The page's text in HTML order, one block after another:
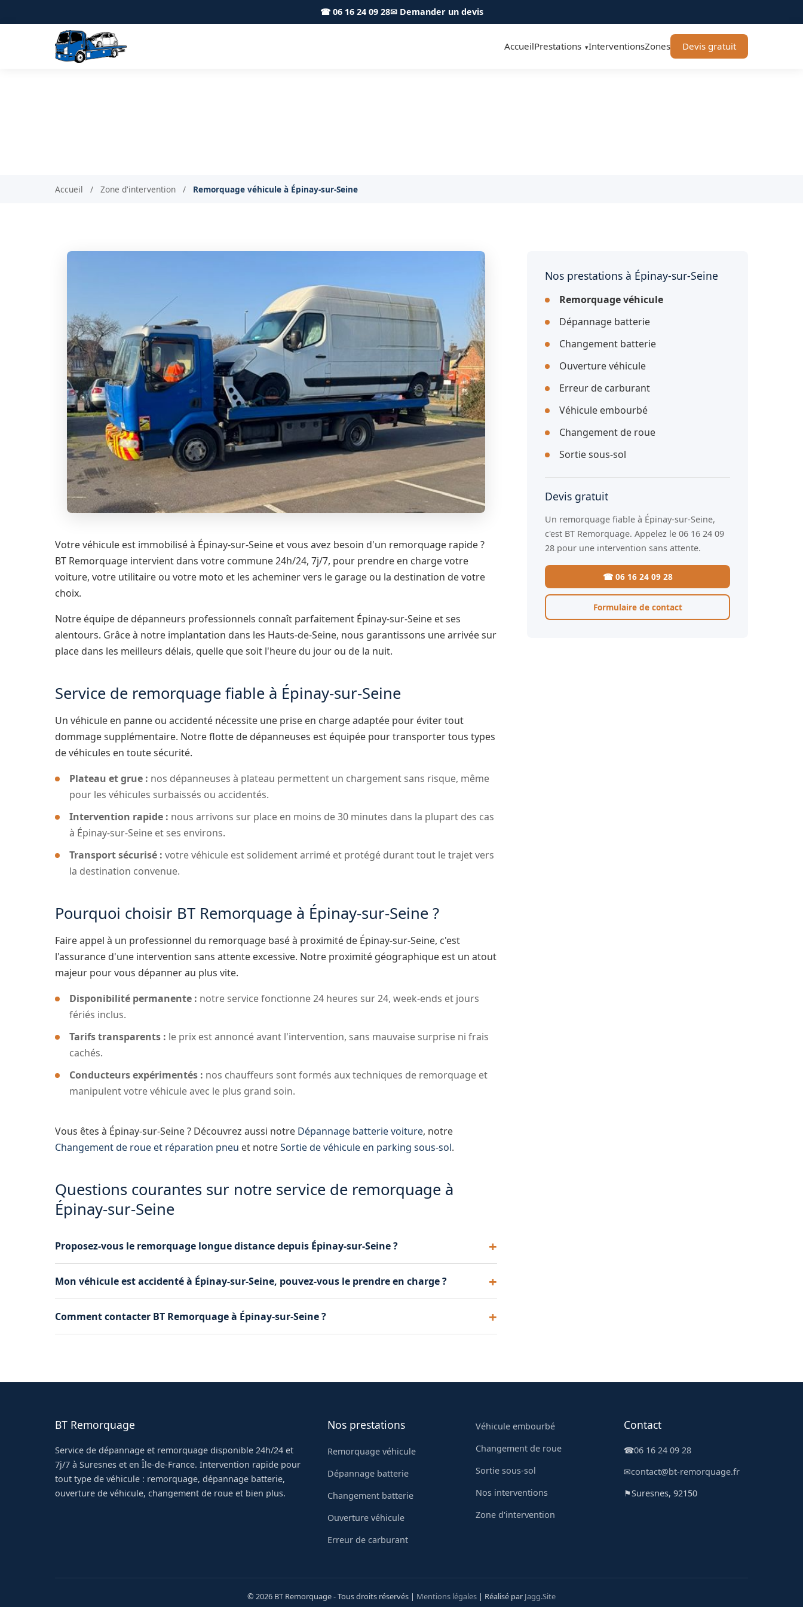
☎ 06 16 24 09 28✉ Demander un devis
AccueilPrestations ▾InterventionsZones Devis gratuit
Accueil / Zone d'intervention / Remorquage véhicule à Épinay-sur-Seine
Votre véhicule est immobilisé à Épinay-sur-Seine et vous avez besoin d'un remorquage rapide ?
BT Remorquage intervient dans votre commune 24h/24, 7j/7, pour prendre en charge votre
voiture, votre utilitaire ou votre moto et les acheminer vers le garage ou la destination de votre
choix.
Notre équipe de dépanneurs professionnels connaît parfaitement Épinay-sur-Seine et ses
alentours. Grâce à notre implantation dans les Hauts-de-Seine, nous garantissons une arrivée sur
place dans les meilleurs délais, quelle que soit l'heure du jour ou de la nuit.
Service de remorquage fiable à Épinay-sur-Seine
Un véhicule en panne ou accidenté nécessite une prise en charge adaptée pour éviter tout
dommage supplémentaire. Notre flotte de dépanneuses est équipée pour transporter tous types
de véhicules en toute sécurité.
Plateau et grue : nos dépanneuses à plateau permettent un chargement sans risque, même
pour les véhicules surbaissés ou accidentés.
Intervention rapide : nous arrivons sur place en moins de 30 minutes dans la plupart des cas
à Épinay-sur-Seine et ses environs.
Transport sécurisé : votre véhicule est solidement arrimé et protégé durant tout le trajet vers
la destination convenue.
Pourquoi choisir BT Remorquage à Épinay-sur-Seine ?
Faire appel à un professionnel du remorquage basé à proximité de Épinay-sur-Seine, c'est
l'assurance d'une intervention sans attente excessive. Notre proximité géographique est un atout
majeur pour vous dépanner au plus vite.
Disponibilité permanente : notre service fonctionne 24 heures sur 24, week-ends et jours
fériés inclus.
Tarifs transparents : le prix est annoncé avant l'intervention, sans mauvaise surprise ni frais
cachés.
Conducteurs expérimentés : nos chauffeurs sont formés aux techniques de remorquage et
manipulent votre véhicule avec le plus grand soin.
Vous êtes à Épinay-sur-Seine ? Découvrez aussi notre Dépannage batterie voiture, notre
Changement de roue et réparation pneu et notreSortie de véhicule en parking sous-sol.
Questions courantes sur notre service de remorquage à
Épinay-sur-Seine
Proposez-vous le remorquage longue distance depuis Épinay-sur-Seine ?
transporté à quelques rues ou à plusieurs centaines de kilomètres, nous nous en chargeons.
Mon véhicule est accidenté à Épinay-sur-Seine, pouvez-vous le prendre en charge ?
besoin notre grue pour les cas les plus complexes. Votre véhicule est manipulé avec le plus grand
soin.
Comment contacter BT Remorquage à Épinay-sur-Seine ?
Nos prestations à Épinay-sur-Seine
Remorquage véhicule
Dépannage batterie
Changement batterie
Ouverture véhicule
Erreur de carburant
Véhicule embourbé
Changement de roue
Sortie sous-sol
Devis gratuit
Un remorquage fiable à Épinay-sur-Seine,
c'est BT Remorquage. Appelez le 06 16 24 09
28 pour une intervention sans attente.
☎ 06 16 24 09 28
Formulaire de contact
BT Remorquage
Service de dépannage et remorquage disponible 24h/24 et
7j/7 à Suresnes et en Île-de-France. Intervention rapide pour
tout type de véhicule : remorquage, dépannage batterie,
ouverture de véhicule, changement de roue et bien plus.
Nos prestations
Remorquage véhicule
Dépannage batterie
Changement batterie
Ouverture véhicule
Erreur de carburant
Véhicule embourbé
Changement de roue
Sortie sous-sol
Nos interventions
Zone d'intervention
Contact
☎06 16 24 09 28
✉contact@bt-remorquage.fr
⚑Suresnes, 92150
© 2026 BT Remorquage - Tous droits réservés | Mentions légales | Réalisé par Jagg.Site